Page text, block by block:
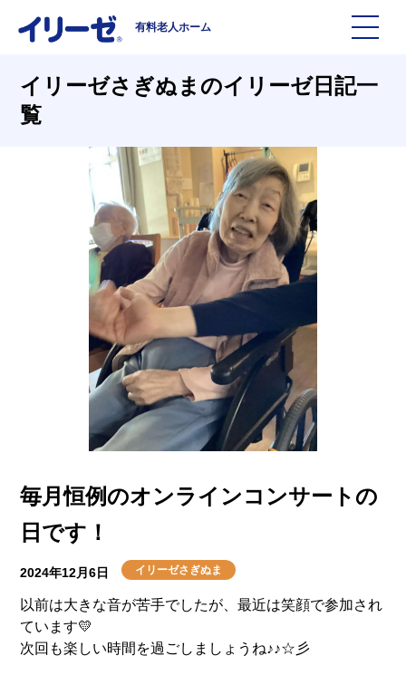
有料老人ホーム
施設を探す
イリーゼについて
有料老人ホームイリーゼとは
イリーゼが選ばれる理由
一日の流れ
会社概要
入居までの流れ
よくある質問
お役立ち記事
知っておきたい介護の知識
介護用語をわかりやすく説明
有料老人ホームを選ぶ時のポイント
介護費用とお金について
見学予約 資料請求
採用情報
イリーゼさぎぬまのイリーゼ日記一
覧
毎月恒例のオンラインコンサートの
日です！
2024年12月6日 イリーゼさぎぬま
以前は大きな音が苦手でしたが、最近は笑顔で参加され
ています💛
次回も楽しい時間を過ごしましょうね♪♪☆彡